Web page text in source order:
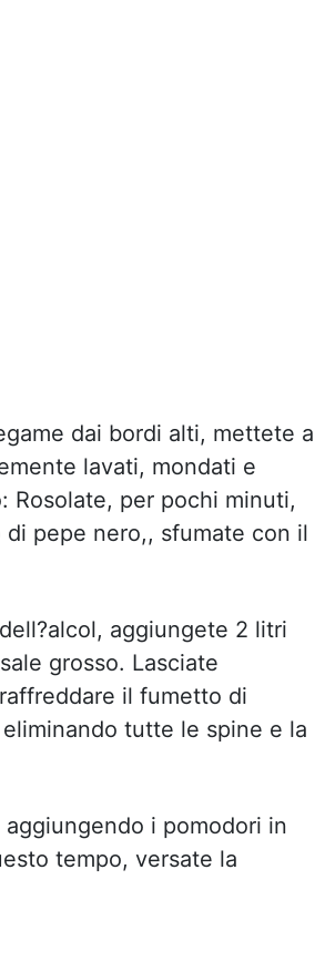
dai bordi alti, mettete a
lavati, mondati e
Rosolate, per pochi minuti,
pepe nero,, sfumate con il
aggiungete 2 litri
grosso. Lasciate
il fumetto di
tutte le spine e la
i pomodori in
tempo, versate la